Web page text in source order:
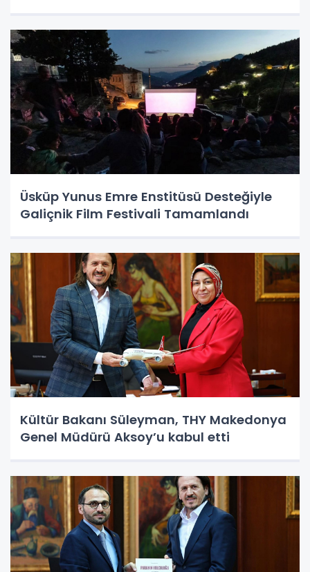
Üsküp Yunus Emre Enstitüsü Desteğiyle
Galiçnik Film Festivali Tamamlandı
Kültür Bakanı Süleyman, THY Makedonya
Genel Müdürü Aksoy’u kabul etti